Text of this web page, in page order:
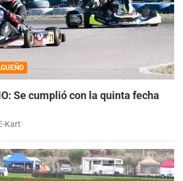
Se cumplió con la quinta fecha
Kart